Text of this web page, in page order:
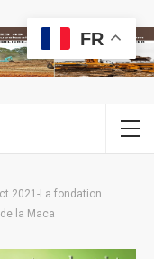
La fondation
la Maca
FR